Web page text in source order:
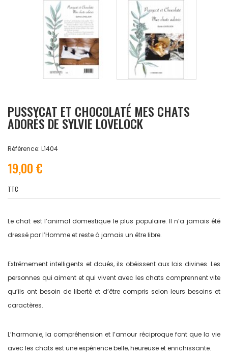
PUSSYCAT ET CHOCOLATÉ MES CHATS
ADORÉS DE SYLVIE LOVELOCK
Référence: L1404
19,00 €
TTC
Le chat est l’animal domestique le plus populaire. Il n’a jamais été
dressé par l’Homme et reste à jamais un être libre.
Extrêmement intelligents et doués, ils obéissent aux lois divines. Les
personnes qui aiment et qui vivent avec les chats comprennent vite
qu’ils ont besoin de liberté et d’être compris selon leurs besoins et
caractères.
L’harmonie, la compréhension et l’amour réciproque font que la vie
avec les chats est une expérience belle, heureuse et enrichissante.